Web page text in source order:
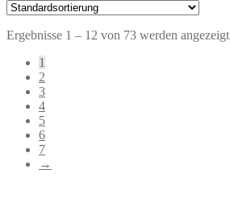
Ergebnisse 1 – 12 von 73 werden angezeigt
1
2
3
4
5
6
7
→